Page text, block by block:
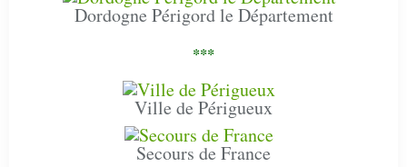
Dordogne Périgord le Département
***
Ville de Périgueux
Secours de France